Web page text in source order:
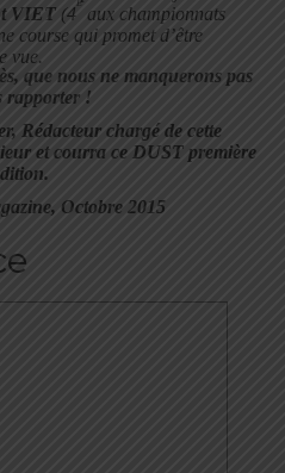
VIET (4 aux championnats
course qui promet d’être
vue.
que nous ne manquerons pas
rapporter !
Rédacteur chargé de cette
et courra ce DUST première
Octobre 2015